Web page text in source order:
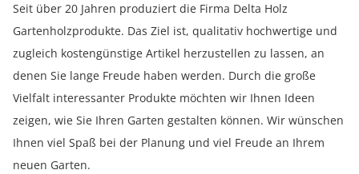
Seit über 20 Jahren produziert die Firma Delta Holz
Gartenholzprodukte. Das Ziel ist, qualitativ hochwertige und
zugleich kostengünstige Artikel herzustellen zu lassen, an
denen Sie lange Freude haben werden. Durch die große
Vielfalt interessanter Produkte möchten wir Ihnen Ideen
zeigen, wie Sie Ihren Garten gestalten können. Wir wünschen
Ihnen viel Spaß bei der Planung und viel Freude an Ihrem
neuen Garten.